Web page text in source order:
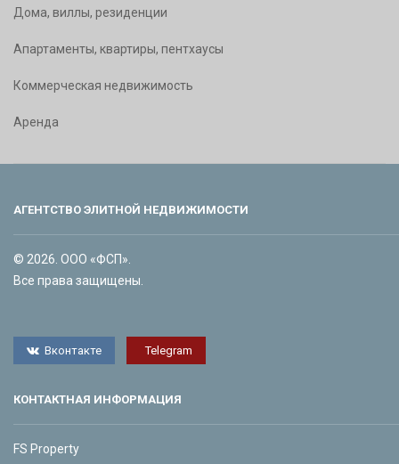
Дома, виллы, резиденции
Апартаменты, квартиры, пентхаусы
Коммерческая недвижимость
Аренда
АГЕНТСТВО ЭЛИТНОЙ НЕДВИЖИМОСТИ
© 2026. ООО «ФСП».
Все права защищены.
Вконтакте Telegram
КОНТАКТНАЯ ИНФОРМАЦИЯ
FS Property